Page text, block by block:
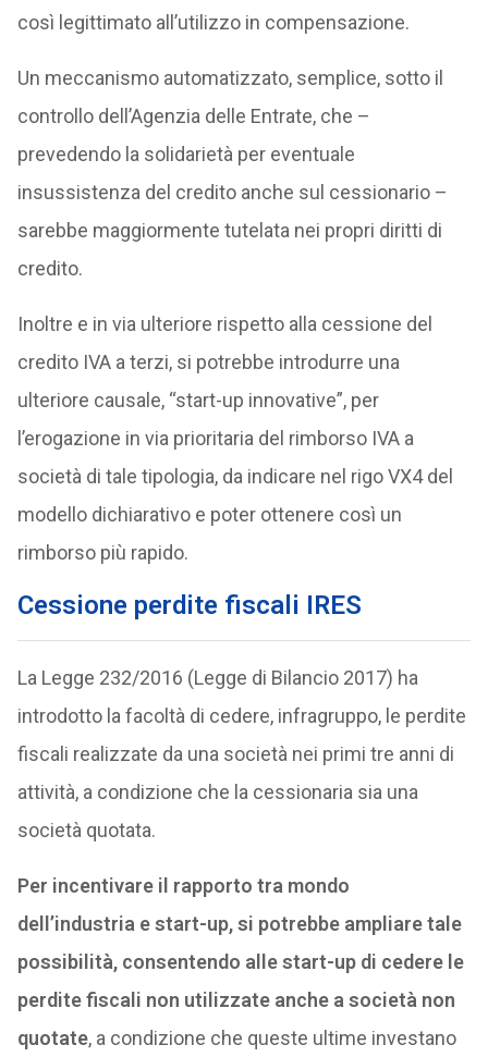
così legittimato all’utilizzo in compensazione.
Un meccanismo automatizzato, semplice, sotto il
controllo dell’Agenzia delle Entrate, che –
prevedendo la solidarietà per eventuale
insussistenza del credito anche sul cessionario –
sarebbe maggiormente tutelata nei propri diritti di
credito.
Inoltre e in via ulteriore rispetto alla cessione del
credito IVA a terzi, si potrebbe introdurre una
ulteriore causale, “start-up innovative”, per
l’erogazione in via prioritaria del rimborso IVA a
società di tale tipologia, da indicare nel rigo VX4 del
modello dichiarativo e poter ottenere così un
rimborso più rapido.
Cessione perdite fiscali IRES
La Legge 232/2016 (Legge di Bilancio 2017) ha
introdotto la facoltà di cedere, infragruppo, le perdite
fiscali realizzate da una società nei primi tre anni di
attività, a condizione che la cessionaria sia una
società quotata.
Per incentivare il rapporto tra mondo
dell’industria e start-up, si potrebbe ampliare tale
possibilità, consentendo alle start-up di cedere le
perdite fiscali non utilizzate anche a società non
quotate, a condizione che queste ultime investano